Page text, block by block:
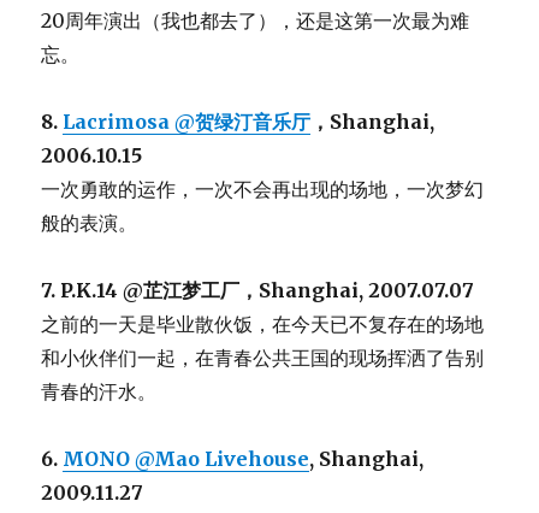
20周年演出（我也都去了），还是这第一次最为难
忘。
8. Lacrimosa @贺绿汀音乐厅 ，Shanghai,
2006.10.15
一次勇敢的运作，一次不会再出现的场地，一次梦幻
般的表演。
7. P.K.14 @芷江梦工厂，Shanghai, 2007.07.07
之前的一天是毕业散伙饭，在今天已不复存在的场地
和小伙伴们一起，在青春公共王国的现场挥洒了告别
青春的汗水。
6. MONO @Mao Livehouse, Shanghai,
2009.11.27